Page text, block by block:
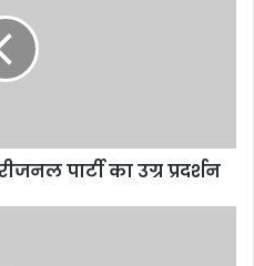
पार्टी का उग्र प्रदर्शन